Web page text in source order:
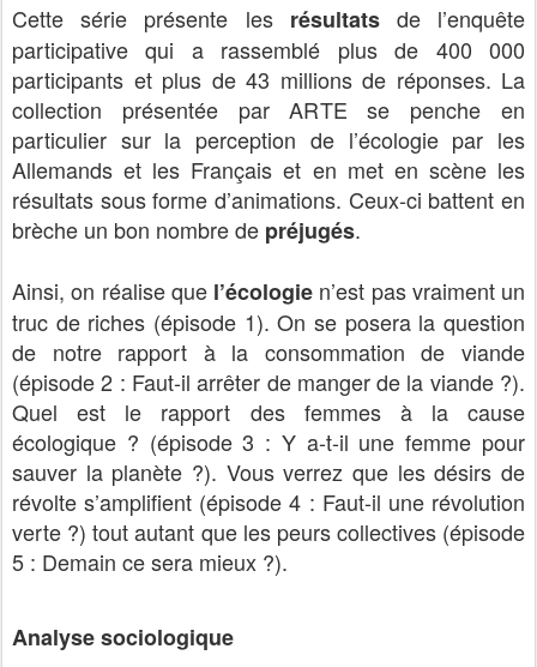
Cette série présente les résultatsde l’enquête
participative qui a rassemblé plus de 400 000
participants et plus de 43 millions de réponses. La
collection présentée par ARTE se penche en
particulier sur la perception de l’écologie par les
Allemands et les Français et en met en scène les
résultats sous forme d’animations. Ceux-ci battent en
brèche un bon nombre de préjugés.
Ainsi, on réalise que l’écologie n’est pas vraiment un
truc de riches (épisode 1). On se posera la question
de notre rapport à la consommation de viande
(épisode 2 : Faut-il arrêter de manger de la viande ?).
Quel est le rapport des femmes à la cause
écologique ? (épisode 3 : Y a-t-il une femme pour
sauver la planète ?). Vous verrez que les désirs de
révolte s’amplifient (épisode 4 : Faut-il une révolution
verte ?) tout autant que les peurs collectives (épisode
5 : Demain ce sera mieux ?).
Analyse sociologique